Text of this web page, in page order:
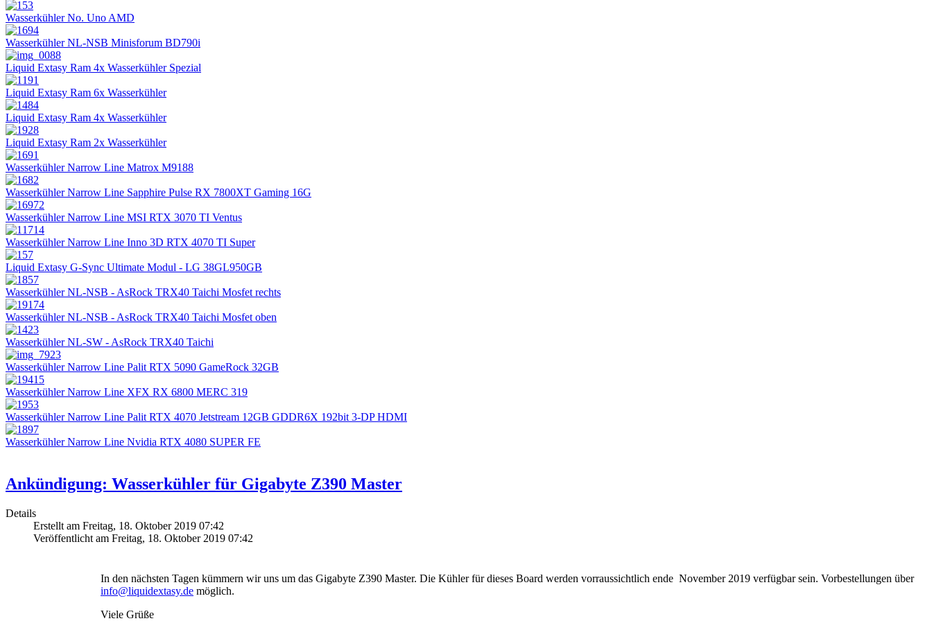
Wasserkühler No. Uno AMD
Wasserkühler NL-NSB Minisforum BD790i
Liquid Extasy Ram 4x Wasserkühler Spezial
Liquid Extasy Ram 6x Wasserkühler
Liquid Extasy Ram 4x Wasserkühler
Liquid Extasy Ram 2x Wasserkühler
Wasserkühler Narrow Line Matrox M9188
Wasserkühler Narrow Line Sapphire Pulse RX 7800XT Gaming 16G
Wasserkühler Narrow Line MSI RTX 3070 TI Ventus
Wasserkühler Narrow Line Inno 3D RTX 4070 TI Super
Liquid Extasy G-Sync Ultimate Modul - LG 38GL950GB
Wasserkühler NL-NSB - AsRock TRX40 Taichi Mosfet rechts
Wasserkühler NL-NSB - AsRock TRX40 Taichi Mosfet oben
Wasserkühler NL-SW - AsRock TRX40 Taichi
Wasserkühler Narrow Line Palit RTX 5090 GameRock 32GB
Wasserkühler Narrow Line XFX RX 6800 MERC 319
Wasserkühler Narrow Line Palit RTX 4070 Jetstream 12GB GDDR6X 192bit 3-DP HDMI
Wasserkühler Narrow Line Nvidia RTX 4080 SUPER FE
Ankündigung: Wasserkühler für Gigabyte Z390 Master
Details
Erstellt am Freitag, 18. Oktober 2019 07:42
Veröffentlicht am Freitag, 18. Oktober 2019 07:42
In den nächsten Tagen kümmern wir uns um das Gigabyte Z390 Master. Die Kühler für dieses Board werden vorraussichtlich ende November 2019 verfügbar sein. Vorbestellungen über
info@liquidextasy.de möglich.
Viele Grüße